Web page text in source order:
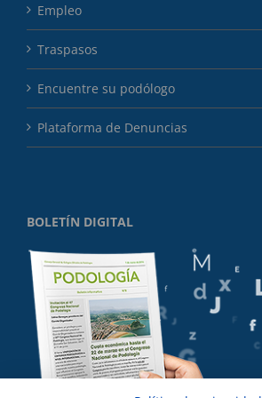
Empleo
Traspasos
Encuentre su podólogo
Plataforma de Denuncias
BOLETÍN DIGITAL